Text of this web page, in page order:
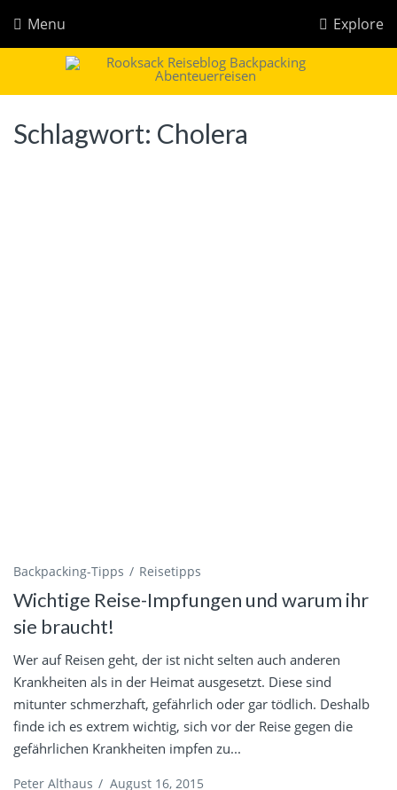
Explore
Menu
Rooksack
Reiseblog für Backpacking in Europa und der Welt
Schlagwort: Cholera
Backpacking-Tipps Reisetipps
Wichtige Reise-Impfungen und warum ihr
sie braucht!
Wer auf Reisen geht, der ist nicht selten auch anderen
Krankheiten als in der Heimat ausgesetzt. Diese sind
mitunter schmerzhaft, gefährlich oder gar tödlich. Deshalb
finde ich es extrem wichtig, sich vor der Reise gegen die
gefährlichen Krankheiten impfen zu...
Peter Althaus / August 16, 2015